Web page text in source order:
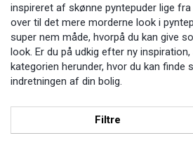
inspireret af skønne pyntepuder lige
over til det mere morderne look i
super nem måde, hvorpå du kan give
look. Er du på udkig efter ny
kategorien herunder, hvor du kan finde
indretningen af din bolig.
Filtre